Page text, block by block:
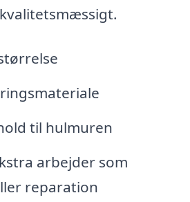
til hulmuren
arbejder som
reparation